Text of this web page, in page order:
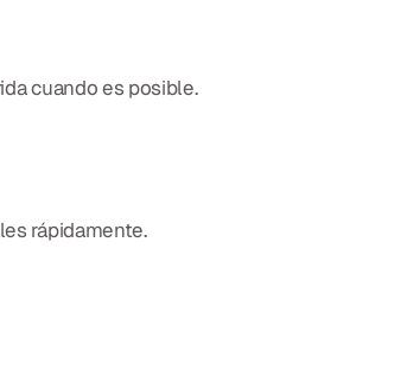
cuando es posible.
rápidamente.